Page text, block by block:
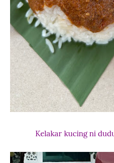
Kelakar kucing ni